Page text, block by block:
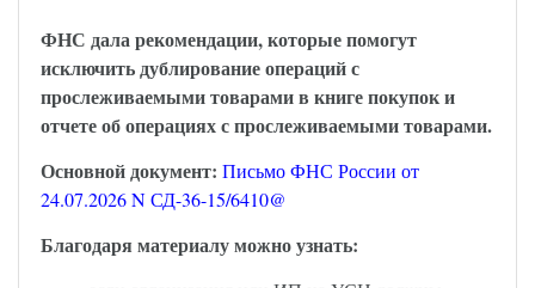
ФНС дала рекомендации, которые помогут
исключить дублирование операций с
прослеживаемыми товарами в книге покупок и
отчете об операциях с прослеживаемыми товарами.
Основной документ: Письмо ФНС России от
24.07.2026 N СД-36-15/6410@
Благодаря материалу можно узнать: